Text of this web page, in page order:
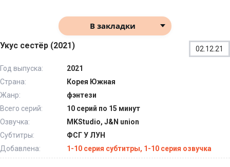
В закладки
Укус сестёр (2021) 02.12.21
Год выпуска:
2021
Страна:
Корея Южная
Жанр:
фэнтези
Всего серий:
10 серий по 15 минут
Озвучка:
MKStudio, J&N union
Субтитры:
ФСГ У ЛУН
Добавлена:
1-10 серия субтитры, 1-10 серия озвучка